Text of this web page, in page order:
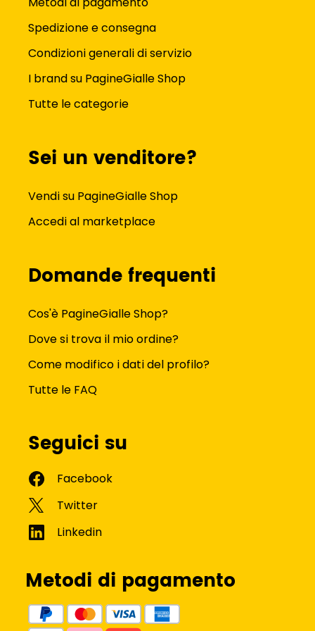
Spedizione e consegna
Condizioni generali di servizio
I brand su PagineGialle Shop
Tutte le categorie
Sei un venditore?
Vendi su PagineGialle Shop
Accedi al marketplace
Domande frequenti
Cos'è PagineGialle Shop?
Dove si trova il mio ordine?
Come modifico i dati del profilo?
Tutte le FAQ
Seguici su
Metodi di pagamento